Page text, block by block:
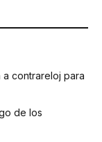
a contrareloj para
de los